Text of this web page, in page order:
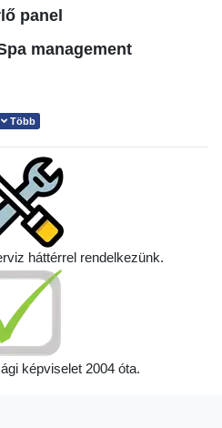
panel
management
cm
Több
háttérrel rendelkezünk.
képviselet 2004 óta.